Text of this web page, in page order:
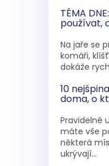
TÉMA
používat,
Na jaře se
komáři,
dokáže
10
doma, o
Pravidelně
máte vše
některá
ukrývají...